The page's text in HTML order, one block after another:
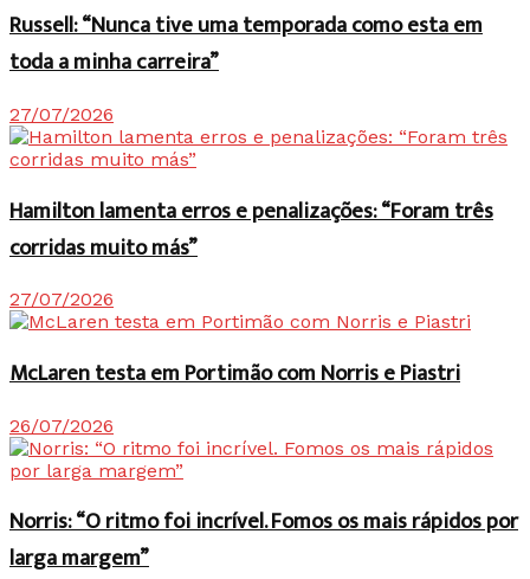
Russell: “Nunca tive uma temporada como esta em
toda a minha carreira”
27/07/2026
Hamilton lamenta erros e penalizações: “Foram três
corridas muito más”
27/07/2026
McLaren testa em Portimão com Norris e Piastri
26/07/2026
Norris: “O ritmo foi incrível. Fomos os mais rápidos por
larga margem”